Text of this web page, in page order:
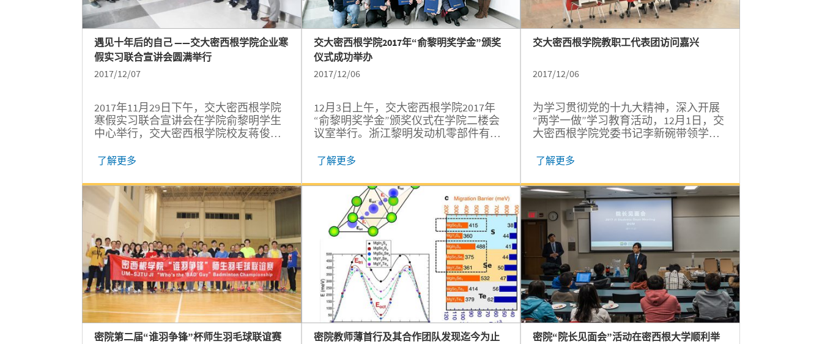
遇见十年后的自己 ——交大密西根学院企业寒
假实习联合宣讲会圆满举行
2017/12/07
2017年11月29日下午，交大密西根学院
寒假实习联合宣讲会在学院俞黎明学生
中心举行，交大密西根学院校友蒋俊
公司、职位及个人成长经历。
了解更多
密院第二届“谁羽争锋”杯师生羽毛球联谊赛
交大密西根学院2017年“俞黎明奖学金”颁奖
仪式成功举办
2017/12/06
12月3日上午，交大密西根学院2017年
“俞黎明奖学金”颁奖仪式在学院二楼会
议室举行。浙江黎明发动机零部件有限
记李新碗、党委副书记杨艳春、发展与
了本次颁奖仪式。
了解更多
密院教师薄首行及其合作团队发现迄今为止
交大密西根学院教职工代表团访问嘉兴
2017/12/06
为学习贯彻党的十九大精神，深入开展
“两学一做”学习教育活动，12月1日，交
大密西根学院党委书记李新碗带领学院
伊利诺伊大学厄巴纳香槟校区联合学院
了解更多
密院“院长见面会”活动在密西根大学顺利举